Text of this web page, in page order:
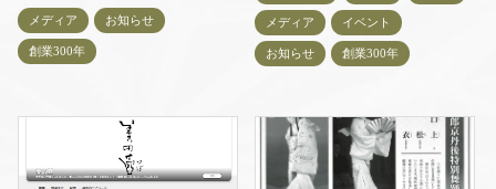
メディア お知らせ
創業300年
メディア イベント
お知らせ 創業300年